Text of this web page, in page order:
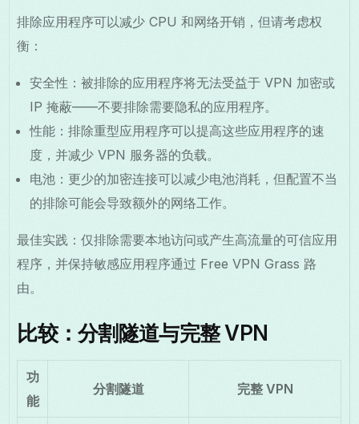
排除应用程序可以减少 CPU 和网络开销，但请考虑权
衡：
安全性：被排除的应用程序将无法受益于 VPN 加密或
IP 掩蔽——不要排除需要隐私的应用程序。
性能：排除重型应用程序可以提高这些应用程序的速
度，并减少 VPN 服务器的负载。
电池：更少的加密连接可以减少电池消耗，但配置不当
的排除可能会导致额外的网络工作。
最佳实践：仅排除需要本地访问或产生高流量的可信应用
程序，并保持敏感应用程序通过 Free VPN Grass 路
由。
比较：分割隧道与完整 VPN
功
能
分割隧道 完整 VPN